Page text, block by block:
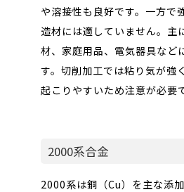
や溶接性も良好です。一方で
造材には適していません。主
材、家庭用品、電気器具など
す。切削加工では粘り気が強
起こりやすいため注意が必要
2000系合金
2000系は銅（Cu）を主な添